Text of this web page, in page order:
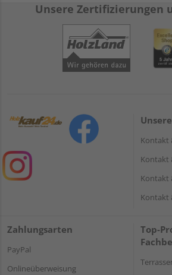
Unsere Zertifizierungen
Kontakt
Kontakt
Kontakt
Kontakt
Zahlungsarten
PayPal
Onlineüberweisung
Top-